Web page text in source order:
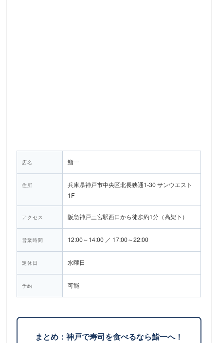
店名 鮨一
住所
兵庫県神戸市中央区北長狭通1-30 サンウエスト
1F
アクセス 阪急神戸三宮駅西口から徒歩約1分（高架下）
営業時間 12:00～14:00 ／ 17:00～22:00
定休日 水曜日
予約 可能
まとめ：神戸で寿司を食べるなら鮨一へ！